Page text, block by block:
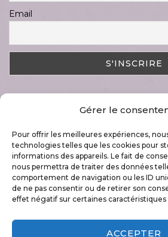
Gérer le
Pour offrir les meilleures expériences,
technologies telles que les cookies pour
informations des appareils. Le fait de
nous permettra de traiter des données
comportement de navigation ou les ID
de ne pas consentir ou de retirer son
effet négatif sur certaines
ACCEPTER
Email
DERNIER ARTICLE
Magnifique semaine « Art &
17 juillet 2023
+32 496 79 60 42